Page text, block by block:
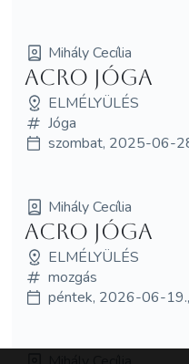
Mihály Cecília
Acro jóga
ELMÉLYÜLÉS
Jóga
szombat, 2025-06-
Mihály Cecília
Acro Jóga
ELMÉLYÜLÉS
mozgás
péntek, 2026-06-